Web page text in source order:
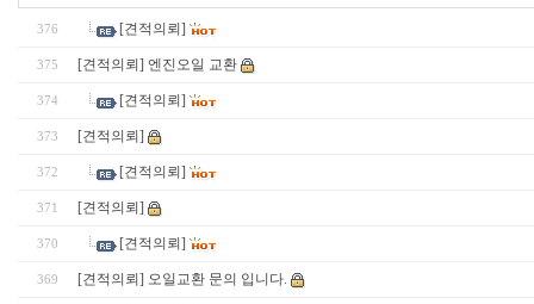
376 [견적의뢰]
375 [견적의뢰] 엔진오일 교환
374 [견적의뢰]
373 [견적의뢰]
372 [견적의뢰]
371 [견적의뢰]
370 [견적의뢰]
369 [견적의뢰] 오일교환 문의 입니다.